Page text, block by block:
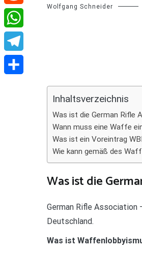
Wolfgang Schneider
Inhaltsverzeichnis
Was ist die German Rifle
Wann muss eine Waffe
Was ist ein Voreintrag
Wie kann gemäß des
Was ist die
German Rifle
Deutschland.
Was ist
Reddit
WhatsApp
Telegram